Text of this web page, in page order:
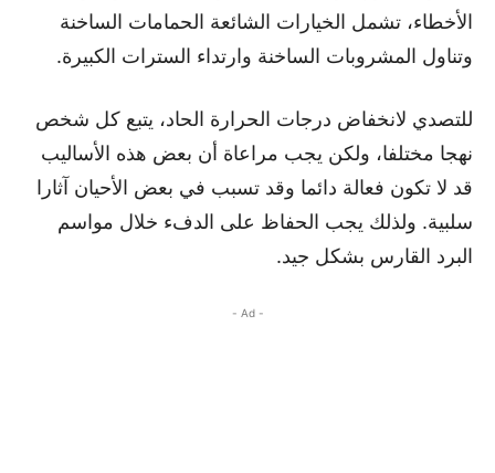
الأخطاء، تشمل الخيارات الشائعة الحمامات الساخنة
وتناول المشروبات الساخنة وارتداء السترات الكبيرة.
للتصدي لانخفاض درجات الحرارة الحاد، يتبع كل شخص
نهجا مختلفا، ولكن يجب مراعاة أن بعض هذه الأساليب
قد لا تكون فعالة دائما وقد تسبب في بعض الأحيان آثارا
سلبية. ولذلك يجب الحفاظ على الدفء خلال مواسم
البرد القارس بشكل جيد.
- Ad -